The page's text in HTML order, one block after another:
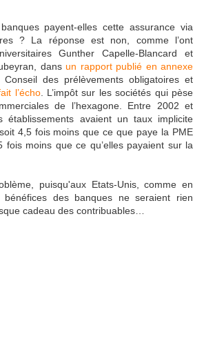
payent-elles cette assurance via
? La réponse est non, comme l’ont
Gunther Capelle-Blancard et
dansun rapport publié en annexe
Conseil des prélèvements obligatoires et
l’écho. L’impôt sur les sociétés qui pèse
de l’hexagone. Entre 2002 et
établissements avaient un taux implicite
4,5 fois moins que ce que paye la PME
moins que ce qu’elles payaient sur la
puisqu'aux Etats-Unis, comme en
des banques ne seraient rien
cadeau des contribuables…